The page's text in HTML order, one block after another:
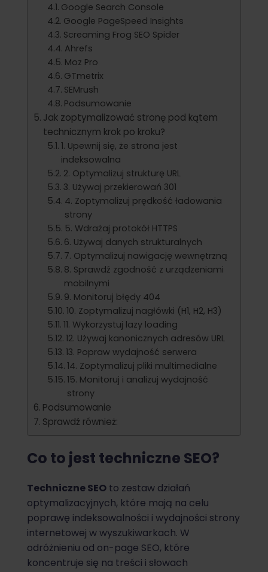
Google Search Console
Google PageSpeed Insights
Screaming Frog SEO Spider
Ahrefs
Moz Pro
GTmetrix
SEMrush
Podsumowanie
Jak zoptymalizować stronę pod kątem
technicznym krok po kroku?
1. Upewnij się, że strona jest
indeksowalna
2. Optymalizuj strukturę URL
3. Używaj przekierowań 301
4. Zoptymalizuj prędkość ładowania
strony
5. Wdrażaj protokół HTTPS
6. Używaj danych strukturalnych
7. Optymalizuj nawigację wewnętrzną
8. Sprawdź zgodność z urządzeniami
mobilnymi
9. Monitoruj błędy 404
10. Zoptymalizuj nagłówki (H1, H2, H3)
11. Wykorzystuj lazy loading
12. Używaj kanonicznych adresów URL
13. Popraw wydajność serwera
14. Zoptymalizuj pliki multimedialne
15. Monitoruj i analizuj wydajność
strony
Podsumowanie
Sprawdź również:
Co to jest techniczne SEO?
Techniczne SEO to zestaw działań
optymalizacyjnych, które mają na celu
poprawę indeksowalności i wydajności strony
internetowej w wyszukiwarkach. W
odróżnieniu od on-page SEO, które
koncentruje się na treści i słowach